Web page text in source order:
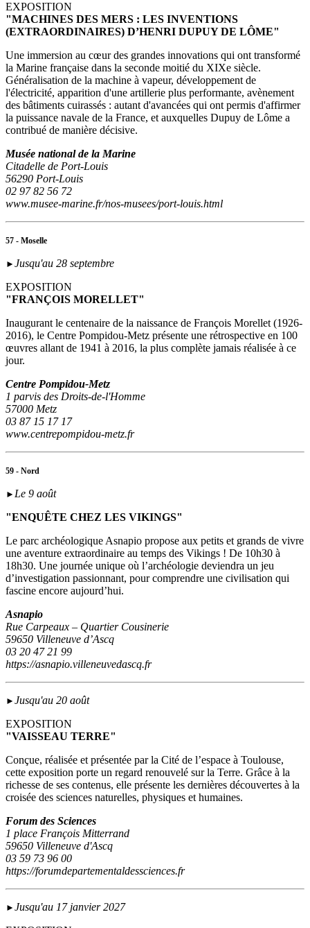
EXPOSITION
"MACHINES DES MERS : LES INVENTIONS
(EXTRAORDINAIRES) D’HENRI DUPUY DE LÔME"
Une immersion au cœur des grandes innovations qui ont transformé
la Marine française dans la seconde moitié du XIXe siècle.
Généralisation de la machine à vapeur, développement de
l'électricité, apparition d'une artillerie plus performante, avènement
des bâtiments cuirassés : autant d'avancées qui ont permis d'affirmer
la puissance navale de la France, et auxquelles Dupuy de Lôme a
contribué de manière décisive.
Musée national de la Marine
Citadelle de Port-Louis
56290 Port-Louis
02 97 82 56 72
www.musee-marine.fr/nos-musees/port-louis.html
57 - Moselle
► Jusqu'au 28 septembre
EXPOSITION
"FRANÇOIS MORELLET"
Inaugurant le centenaire de la naissance de François Morellet (1926-
2016), le Centre Pompidou-Metz présente une rétrospective en 100
œuvres allant de 1941 à 2016, la plus complète jamais réalisée à ce
jour.
Centre Pompidou-Metz
1 parvis des Droits-de-l'Homme
57000 Metz
03 87 15 17 17
www.centrepompidou-metz.fr
59 - Nord
► Le 9 août
"ENQUÊTE CHEZ LES VIKINGS"
Le parc archéologique Asnapio propose aux petits et grands de vivre
une aventure extraordinaire au temps des Vikings ! De 10h30 à
18h30. Une journée unique où l’archéologie deviendra un jeu
d’investigation passionnant, pour comprendre une civilisation qui
fascine encore aujourd’hui.
Asnapio
Rue Carpeaux – Quartier Cousinerie
59650 Villeneuve d’Ascq
03 20 47 21 99
https://asnapio.villeneuvedascq.fr
► Jusqu'au 20 août
EXPOSITION
"VAISSEAU TERRE"
Conçue, réalisée et présentée par la Cité de l’espace à Toulouse,
cette exposition porte un regard renouvelé sur la Terre. Grâce à la
richesse de ses contenus, elle présente les dernières découvertes à la
croisée des sciences naturelles, physiques et humaines.
Forum des Sciences
1 place François Mitterrand
59650 Villeneuve d'Ascq
03 59 73 96 00
https://forumdepartementaldessciences.fr
► Jusqu'au 17 janvier 2027